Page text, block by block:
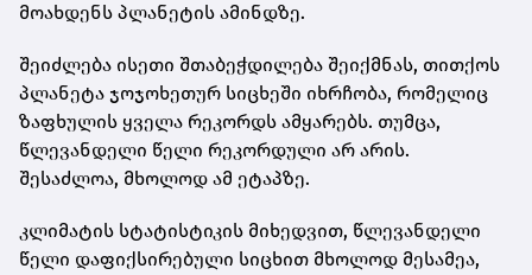
მოახდენს პლანეტის ამინდზე.
შეიძლება ისეთი შთაბეჭდილება შეიქმნას, თითქოს
პლანეტა ჯოჯოხეთურ სიცხეში იხრჩობა, რომელიც
ზაფხულის ყველა რეკორდს ამყარებს. თუმცა,
წლევანდელი წელი რეკორდული არ არის.
შესაძლოა, მხოლოდ ამ ეტაპზე.
კლიმატის სტატისტიკის მიხედვით, წლევანდელი
წელი დაფიქსირებული სიცხით მხოლოდ მესამეა,